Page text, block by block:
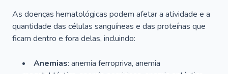
As doenças hematológicas podem afetar a atividade e a
quantidade das células sanguíneas e das proteínas que
ficam dentro e fora delas, incluindo:
Anemias: anemia ferropriva, anemia